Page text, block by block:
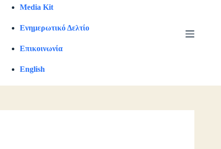
Media Kit
Ενημερωτικό Δελτίο
Επικοινωνία
English